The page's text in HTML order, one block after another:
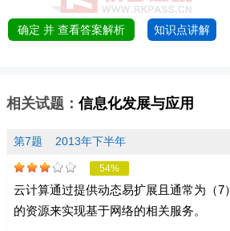
确定 并 查看答案解析 知识点讲解
相关试题： 信息化发展与应用
第7题 2013年下半年
54%
云计算通过提供动态易扩展且通常为（7）
的资源来实现基于网络的相关服务。